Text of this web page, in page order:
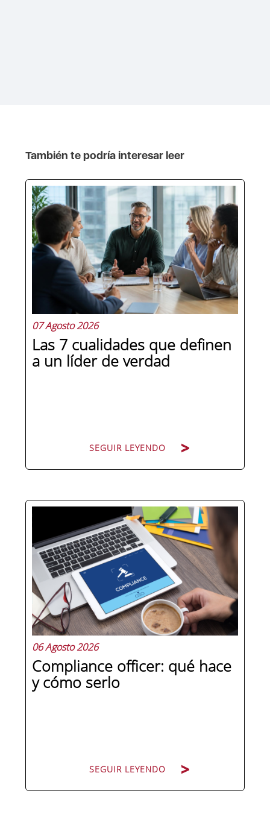
También te podría interesar leer
07 Agosto 2026
Las 7 cualidades que definen
a un líder de verdad
SEGUIR LEYENDO
Hay personas que ocupan puestos de
dirección y hay personas que lideran.
La diferencia no está en el cargo ni en
la antigüedad, sino en un conjunto de
competencias que se pueden
aprender, practicar y medir. Si te
preguntas qué separa a un directivo...
06 Agosto 2026
Compliance officer: qué hace
y cómo serlo
SEGUIR LEYENDO